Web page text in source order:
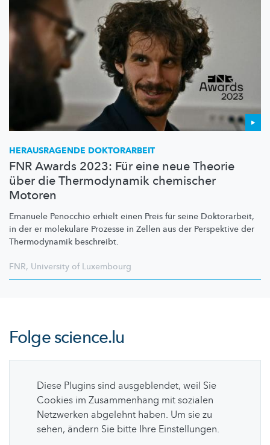
HERAUSRAGENDE DOKTORARBEIT
FNR Awards 2023: Für eine neue Theorie
über die Thermodynamik chemischer
Motoren
Emanuele Penocchio erhielt einen Preis für seine Doktorarbeit,
in der er molekulare Prozesse in Zellen aus der Perspektive der
Thermodynamik beschreibt.
FNR, University of Luxembourg
Folgescience.lu
Diese Plugins sind ausgeblendet, weil Sie
Cookies im Zusammenhang mit sozialen
Netzwerken abgelehnt haben. Um sie zu
sehen, ändern Sie bitte Ihre Einstellungen.